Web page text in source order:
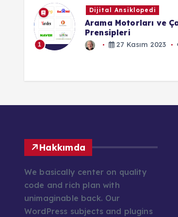
Dijital Ansiklopedi
Arama Motorları ve Çalışma
Prensipleri
27 Kasım 2023 552 views
Hakkımda
We basically center on quality
code and rich plan with
unimaginable back. Our
WordPress subjects and plugins